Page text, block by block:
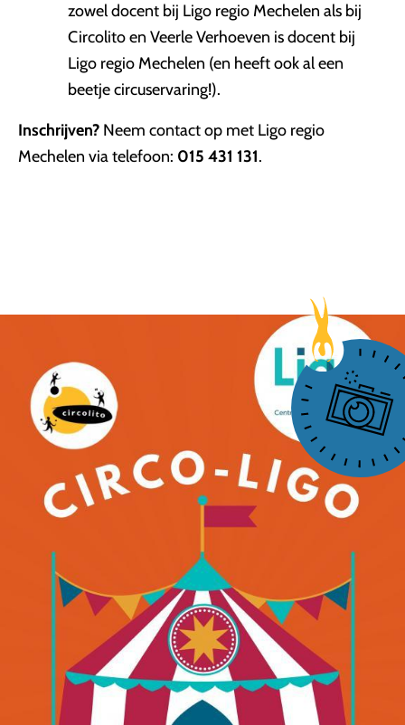
zowel docent bij Ligo regio Mechelen als bij
Circolito en Veerle Verhoeven is docent bij
Ligo regio Mechelen (en heeft ook al een
beetje circuservaring!).
Inschrijven? Neem contact op met Ligo regio
Mechelen via telefoon: 015 431 131.